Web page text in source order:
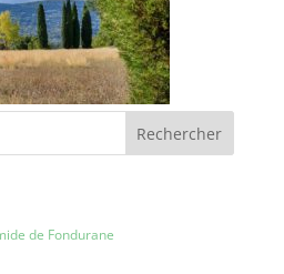
de Fondurane